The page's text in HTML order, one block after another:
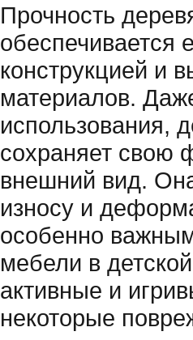
Прочность
обеспечивается
конструкцией и
материалов.
использования,
сохраняет свою
внешний вид.
износу и
особенно
мебели в
активные и
некоторые